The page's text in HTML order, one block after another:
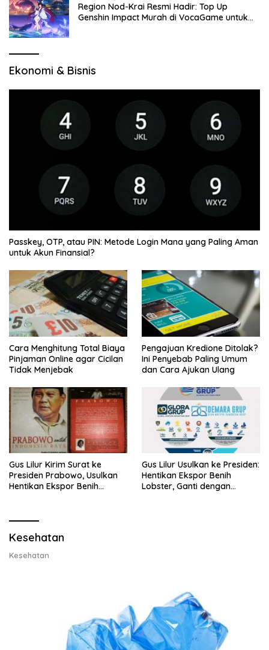
Region Nod-Krai Resmi Hadir: Top Up
Genshin Impact Murah di VocaGame untuk
Ekonomi & Bisnis
Passkey, OTP, atau PIN: Metode Login Mana yang Paling Aman
untuk Akun Finansial?
Cara Menghitung Total Biaya
Pinjaman Online agar Cicilan
Tidak Menjebak
Pengajuan Kredione Ditolak?
Ini Penyebab Paling Umum
dan Cara Ajukan Ulang
Gus Lilur Kirim Surat ke
Presiden Prabowo, Usulkan
Hentikan Ekspor Benih
Gus Lilur Usulkan ke Presiden:
Hentikan Ekspor Benih
Lobster, Ganti dengan
Kesehatan
Kesehatan